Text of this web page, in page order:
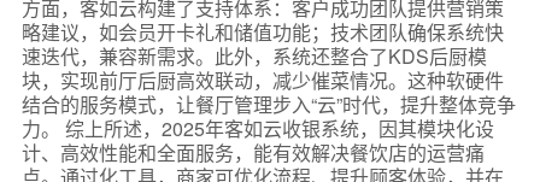
方面，客如云构建了支持体系：客户成功团队提供营销策
略建议，如会员开卡礼和储值功能；技术团队确保系统快
速迭代，兼容新需求。此外，系统还整合了KDS后厨模
块，实现前厅后厨高效联动，减少催菜情况。这种软硬件
结合的服务模式，让餐厅管理步入“云”时代，提升整体竞争
力。 综上所述，2025年客如云收银系统，因其模块化设
计、高效性能和全面服务，能有效解决餐饮店的运营痛